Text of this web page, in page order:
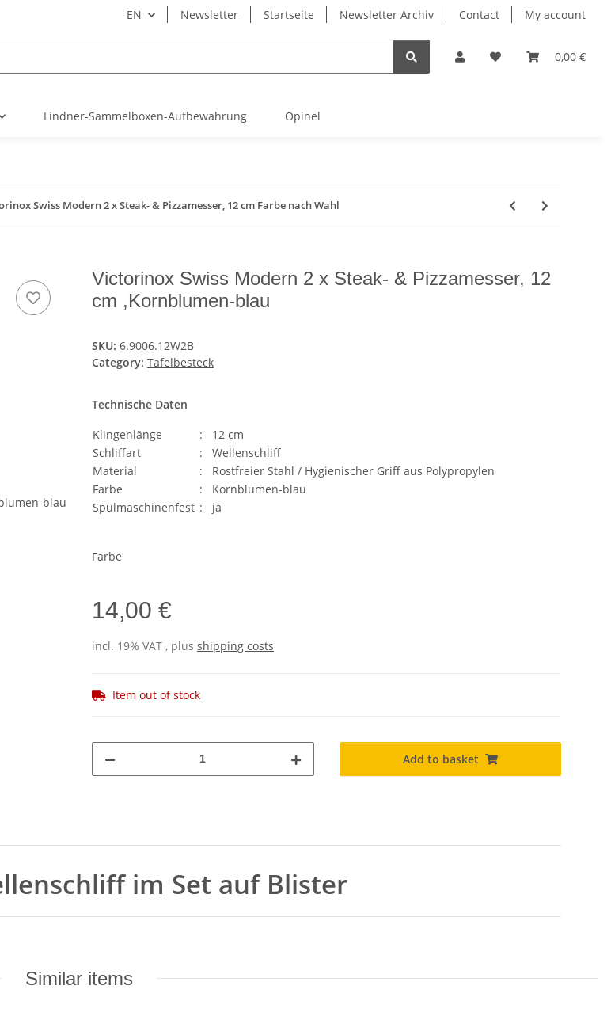
EN Newsletter Startseite Newsletter Archiv Contact My account
0,00 €
Lindner-Sammelboxen-Aufbewahrung Opinel
Swiss Modern 2 x Steak- & Pizzamesser, 12 cm Farbe nach Wahl
Victorinox Swiss Modern 2 x Steak- & Pizzamesser, 12
cm ,Kornblumen-blau
SKU: 6.9006.12W2B
Category: Tafelbesteck
Technische Daten
Klingenlänge
:
12 cm
Schliffart
:
Wellenschliff
Material
:
Rostfreier Stahl / Hygienischer Griff aus Polypropylen
Farbe
:
Kornblumen-blau
Spülmaschinenfest : ja
Farbe
14,00 €
incl. 19% VAT , plus shipping costs
Item out of stock
Add to basket
im Set auf Blister
Similar items